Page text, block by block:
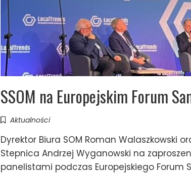
SSOM na Europejskim Forum
Aktualności
Dyrektor Biura SOM Roman Walaszkowski
Stepnica Andrzej Wyganowski na
panelistami podczas Europejskiego Forum